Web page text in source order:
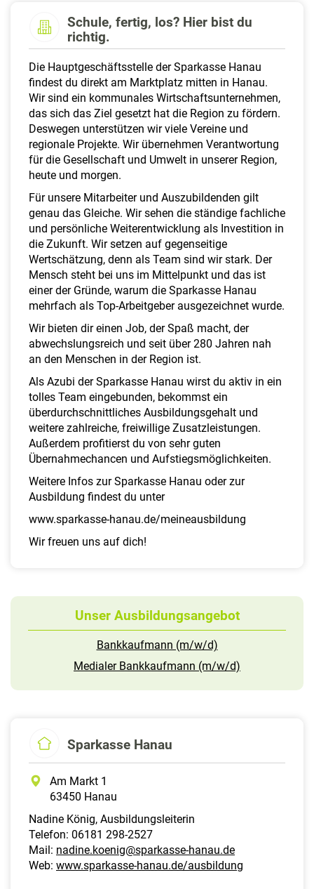
e
Schule, fertig, los? Hier bist du
richtig.
Die Hauptgeschäftsstelle der Sparkasse Hanau
findest du direkt am Marktplatz mitten in Hanau.
Wir sind ein kommunales Wirtschaftsunternehmen,
das sich das Ziel gesetzt hat die Region zu fördern.
Deswegen unterstützen wir viele Vereine und
regionale Projekte. Wir übernehmen Verantwortung
für die Gesellschaft und Umwelt in unserer Region,
heute und morgen.
Für unsere Mitarbeiter und Auszubildenden gilt
genau das Gleiche. Wir sehen die ständige fachliche
und persönliche Weiterentwicklung als Investition in
die Zukunft. Wir setzen auf gegenseitige
Wertschätzung, denn als Team sind wir stark. Der
Mensch steht bei uns im Mittelpunkt und das ist
einer der Gründe, warum die Sparkasse Hanau
mehrfach als Top-Arbeitgeber ausgezeichnet wurde.
Wir bieten dir einen Job, der Spaß macht, der
abwechslungsreich und seit über 280 Jahren nah
an den Menschen in der Region ist.
Als Azubi der Sparkasse Hanau wirst du aktiv in ein
tolles Team eingebunden, bekommst ein
überdurchschnittliches Ausbildungsgehalt und
weitere zahlreiche, freiwillige Zusatzleistungen.
Außerdem profitierst du von sehr guten
Übernahmechancen und Aufstiegsmöglichkeiten.
Weitere Infos zur Sparkasse Hanau oder zur
Ausbildung findest du unter
www.sparkasse-hanau.de/meineausbildung
Wir freuen uns auf dich!
Unser Ausbildungsangebot
Bankkaufmann (m/w/d)
Medialer Bankkaufmann (m/w/d)
Sparkasse Hanau
Am Markt 1
63450 Hanau
Nadine König, Ausbildungsleiterin
Telefon: 06181 298-2527
Mail: nadine.koenig@sparkasse-hanau.de
Web: www.sparkasse-hanau.de/ausbildung